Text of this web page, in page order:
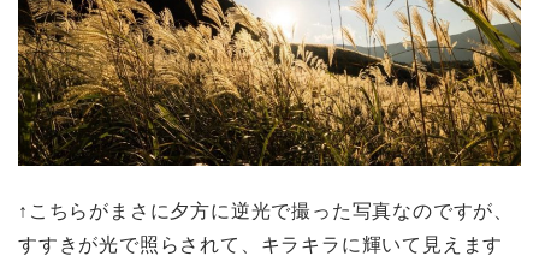
↑こちらがまさに夕方に逆光で撮った写真なのですが、
すすきが光で照らされて、キラキラに輝いて見えます